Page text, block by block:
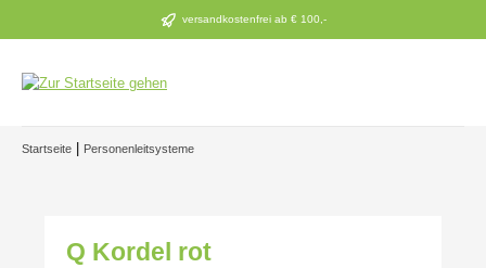
Zum Hauptinhalt springen versandkostenfrei ab € 100,-
Startseite Personenleitsysteme
Q Kordel rot